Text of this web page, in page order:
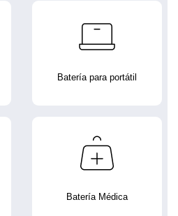
Batería para portátil
Batería Médica